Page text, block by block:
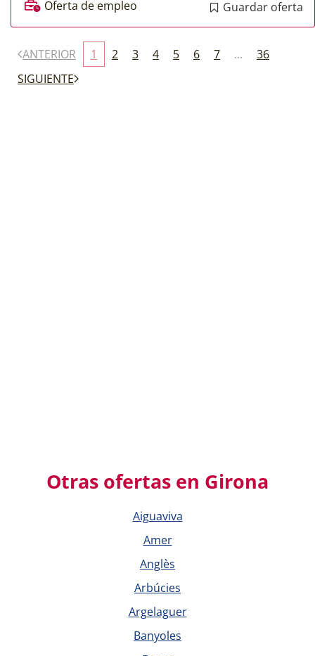
Oferta de empleo Guardar oferta
ANTERIOR 1 2 3 4 5 6 7 ...
36
SIGUIENTE
Otras ofertas en Girona
Aiguaviva
Amer
Anglès
Arbúcies
Argelaguer
Banyoles